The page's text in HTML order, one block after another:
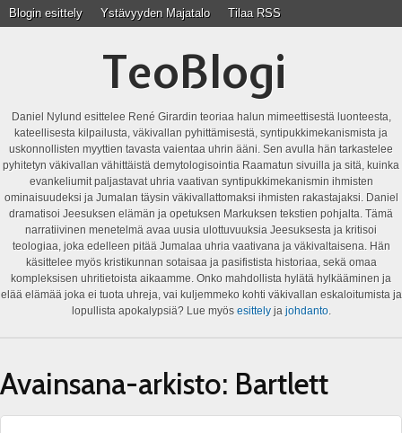
Blogin esittely Ystävyyden Majatalo Tilaa RSS
TeoBlogi
Daniel Nylund esittelee René Girardin teoriaa halun mimeettisestä luonteesta,
kateellisesta kilpailusta, väkivallan pyhittämisestä, syntipukkimekanismista ja
uskonnollisten myyttien tavasta vaientaa uhrin ääni. Sen avulla hän tarkastelee
pyhitetyn väkivallan vähittäistä demytologisointia Raamatun sivuilla ja sitä, kuinka
evankeliumit paljastavat uhria vaativan syntipukkimekanismin ihmisten
ominaisuudeksi ja Jumalan täysin väkivallattomaksi ihmisten rakastajaksi. Daniel
dramatisoi Jeesuksen elämän ja opetuksen Markuksen tekstien pohjalta. Tämä
narratiivinen menetelmä avaa uusia ulottuvuuksia Jeesuksesta ja kritisoi
teologiaa, joka edelleen pitää Jumalaa uhria vaativana ja väkivaltaisena. Hän
käsittelee myös kristikunnan sotaisaa ja pasifistista historiaa, sekä omaa
kompleksisen uhritietoista aikaamme. Onko mahdollista hylätä hylkääminen ja
elää elämää joka ei tuota uhreja, vai kuljemmeko kohti väkivallan eskaloitumista ja
lopullista apokalypsiä? Lue myös esittelyja johdanto.
Avainsana-arkisto: Bartlett